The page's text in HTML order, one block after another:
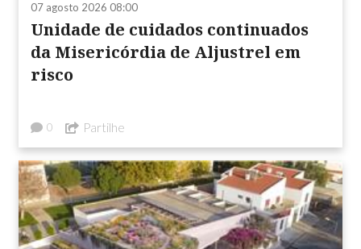
07 agosto 2026 08:00
Unidade de cuidados continuados
da Misericórdia de Aljustrel em
risco
0 Partilhe